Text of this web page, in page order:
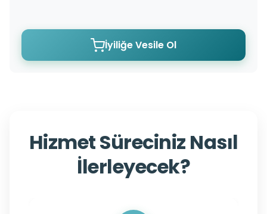
İyiliğe Vesile Ol
Hizmet Süreciniz Nasıl
İlerleyecek?